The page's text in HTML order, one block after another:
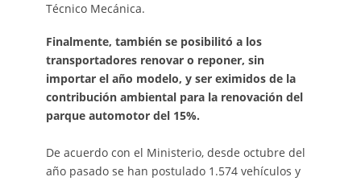
Técnico Mecánica.
Finalmente, también se posibilitó a los
transportadores renovar o reponer, sin
importar el año modelo, y ser eximidos de la
contribución ambiental para la renovación del
parque automotor del 15%.
De acuerdo con el Ministerio, desde octubre del
año pasado se han postulado 1.574 vehículos y